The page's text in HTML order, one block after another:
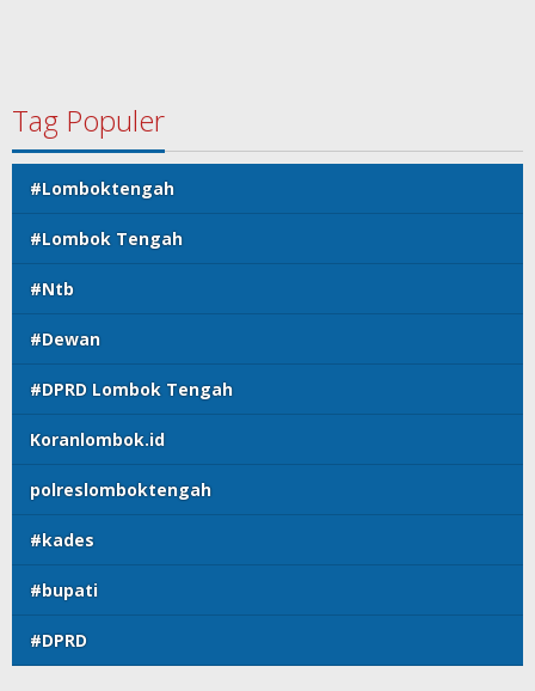
Tag Populer
#Lomboktengah
#Lombok Tengah
#Ntb
#Dewan
#DPRD Lombok Tengah
Koranlombok.id
polreslomboktengah
#kades
#bupati
#DPRD